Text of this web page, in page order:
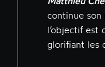
continue
l’objectif est
glorifiant les